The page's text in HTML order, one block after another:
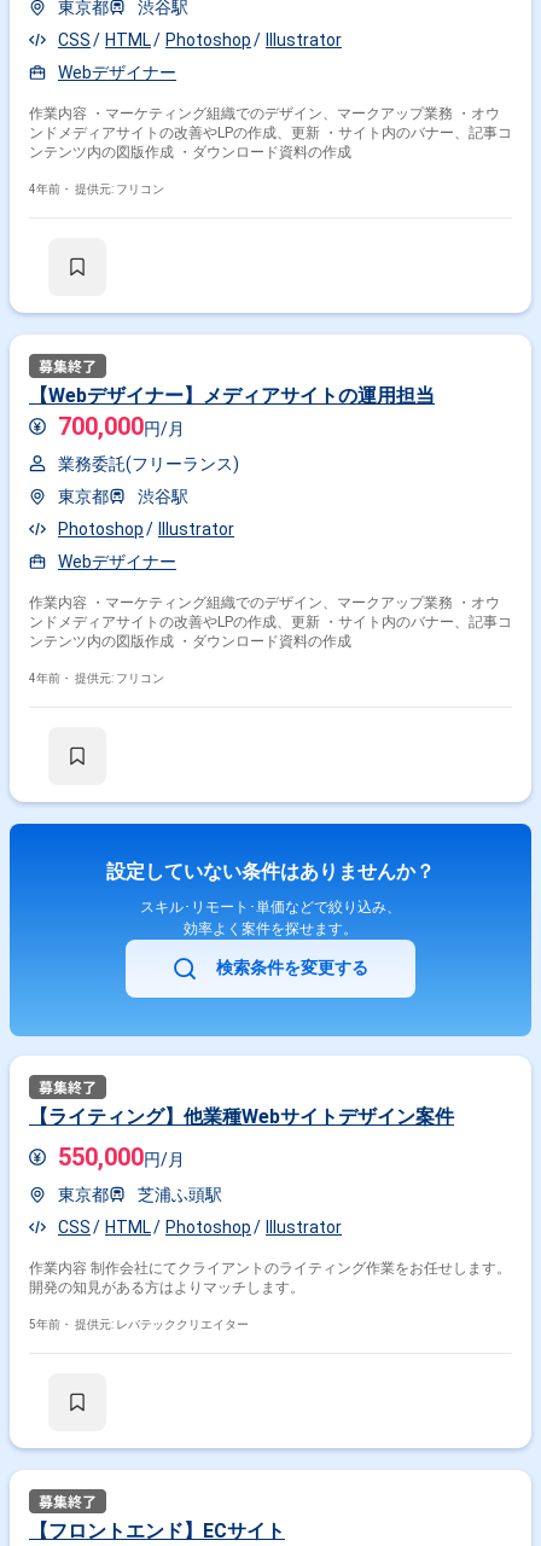
東京都
渋谷駅
CSS
HTML Photoshop
Illustrator
Webデザイナー
作業内容 ・マーケティング組織でのデザイン、マークアップ業務 ・オウ
ンドメディアサイトの改善やLPの作成、更新 ・サイト内のバナー、記事コ
ンテンツ内の図版作成 ・ダウンロード資料の作成
4年前・ 提供元: フリコン
【Webデザイナー】メディアサイトの運用担当
700,000円/月
業務委託(フリーランス)
東京都
渋谷駅
Photoshop
Illustrator
Webデザイナー
作業内容 ・マーケティング組織でのデザイン、マークアップ業務 ・オウ
ンドメディアサイトの改善やLPの作成、更新 ・サイト内のバナー、記事コ
ンテンツ内の図版作成 ・ダウンロード資料の作成
4年前・ 提供元: フリコン
設定していない条件はありませんか？
スキル･リモート･単価などで絞り込み、
効率よく案件を探せます。
検索条件を変更する
【ライティング】他業種Webサイトデザイン案件
550,000円/月
東京都
芝浦ふ頭駅
CSS
HTML Photoshop Illustrator
作業内容 制作会社にてクライアントのライティング作業をお任せします。
開発の知見がある方はよりマッチします。
5年前・ 提供元: レバテッククリエイター
【フロントエンド】ECサイト